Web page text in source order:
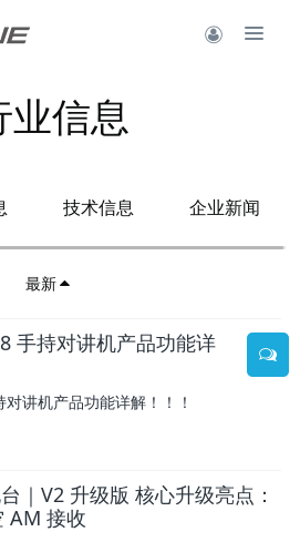
业信息
技术信息 企业新闻
最新
手持对讲机产品功能详
讲机产品功能详解！！！
｜V2 升级版 核心升级亮点：
AM 接收